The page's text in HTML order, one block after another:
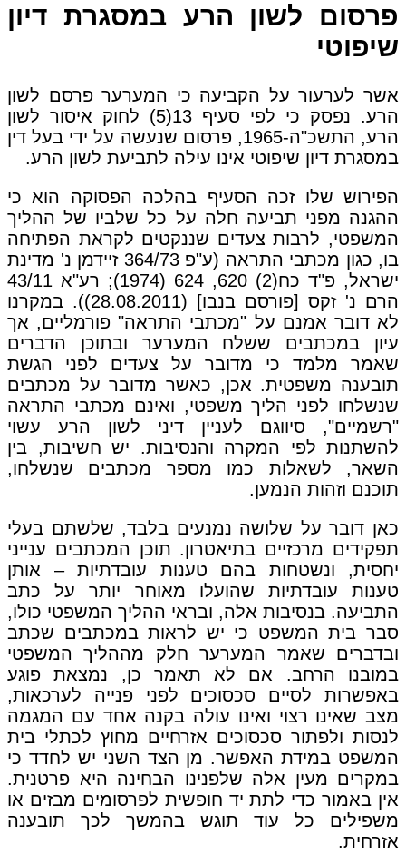
פרסום לשון הרע במסגרת דיון
שיפוטי
אשר לערעור על הקביעה כי המערער פרסם לשון
הרע. נפסק כי לפי סעיף 13(5) לחוק איסור לשון
הרע, התשכ"ה-1965, פרסום שנעשה על ידי בעל דין
במסגרת דיון שיפוטי אינו עילה לתביעת לשון הרע.
הפירוש שלו זכה הסעיף בהלכה הפסוקה הוא כי
ההגנה מפני תביעה חלה על כל שלביו של ההליך
המשפטי, לרבות צעדים שננקטים לקראת הפתיחה
בו, כגון מכתבי התראה (ע"פ 364/73 זיידמן נ' מדינת
ישראל, פ"ד כח(2) 620, 624 (1974); רע"א 43/11
הרם נ' זקס [פורסם בנבו] (28.08.2011)). במקרנו
לא דובר אמנם על "מכתבי התראה" פורמליים, אך
עיון במכתבים ששלח המערער ובתוכן הדברים
שאמר מלמד כי מדובר על צעדים לפני הגשת
תובענה משפטית. אכן, כאשר מדובר על מכתבים
שנשלחו לפני הליך משפטי, ואינם מכתבי התראה
"רשמיים", סיווגם לעניין דיני לשון הרע עשוי
להשתנות לפי המקרה והנסיבות. יש חשיבות, בין
השאר, לשאלות כמו מספר מכתבים שנשלחו,
תוכנם וזהות הנמען.
כאן דובר על שלושה נמנעים בלבד, שלשתם בעלי
תפקידים מרכזיים בתיאטרון. תוכן המכתבים ענייני
יחסית, ונשטחות בהם טענות עובדתיות – אותן
טענות עובדתיות שהועלו מאוחר יותר על כתב
התביעה. בנסיבות אלה, ובראי ההליך המשפטי כולו,
סבר בית המשפט כי יש לראות במכתבים שכתב
ובדברים שאמר המערער חלק מההליך המשפטי
במובנו הרחב. אם לא תאמר כן, נמצאת פוגע
באפשרות לסיים סכסוכים לפני פנייה לערכאות,
מצב שאינו רצוי ואינו עולה בקנה אחד עם המגמה
לנסות ולפתור סכסוכים אזרחיים מחוץ לכתלי בית
המשפט במידת האפשר. מן הצד השני יש לחדד כי
במקרים מעין אלה שלפנינו הבחינה היא פרטנית.
אין באמור כדי לתת יד חופשית לפרסומים מבזים או
משפילים כל עוד תוגש בהמשך לכך תובענה
אזרחית.